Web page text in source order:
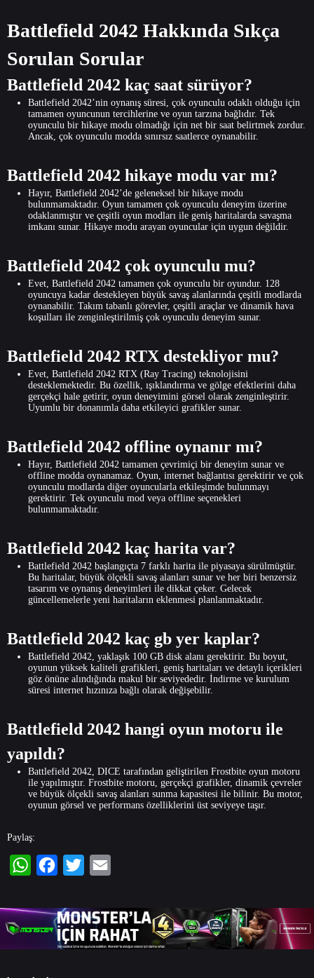
Battlefield 2042 Hakkında Sıkça
Sorulan Sorular
Battlefield 2042 kaç saat sürüyor?
Battlefield 2042’nin oynanış süresi, çok oyunculu odaklı olduğu için
tamamen oyuncunun tercihlerine ve oyun tarzına bağlıdır. Tek
oyunculu bir hikaye modu olmadığı için net bir saat belirtmek zordur.
Ancak, çok oyunculu modda sınırsız saatlerce oynanabilir.
Battlefield 2042 hikaye modu var mı?
Hayır, Battlefield 2042’de geleneksel bir hikaye modu
bulunmamaktadır. Oyun tamamen çok oyunculu deneyim üzerine
odaklanmıştır ve çeşitli oyun modları ile geniş haritalarda savaşma
imkanı sunar. Hikaye modu arayan oyuncular için uygun değildir.
Battlefield 2042 çok oyunculu mu?
Evet, Battlefield 2042 tamamen çok oyunculu bir oyundur. 128
oyuncuya kadar destekleyen büyük savaş alanlarında çeşitli modlarda
oynanabilir. Takım tabanlı görevler, çeşitli araçlar ve dinamik hava
koşulları ile zenginleştirilmiş çok oyunculu deneyim sunar.
Battlefield 2042 RTX destekliyor mu?
Evet, Battlefield 2042 RTX (Ray Tracing) teknolojisini
desteklemektedir. Bu özellik, ışıklandırma ve gölge efektlerini daha
gerçekçi hale getirir, oyun deneyimini görsel olarak zenginleştirir.
Uyumlu bir donanımla daha etkileyici grafikler sunar.
Battlefield 2042 offline oynanır mı?
Hayır, Battlefield 2042 tamamen çevrimiçi bir deneyim sunar ve
offline modda oynanamaz. Oyun, internet bağlantısı gerektirir ve çok
oyunculu modlarda diğer oyuncularla etkileşimde bulunmayı
gerektirir. Tek oyunculu mod veya offline seçenekleri
bulunmamaktadır.
Battlefield 2042 kaç harita var?
Battlefield 2042 başlangıçta 7 farklı harita ile piyasaya sürülmüştür.
Bu haritalar, büyük ölçekli savaş alanları sunar ve her biri benzersiz
tasarım ve oynanış deneyimleri ile dikkat çeker. Gelecek
güncellemelerle yeni haritaların eklenmesi planlanmaktadır.
Battlefield 2042 kaç gb yer kaplar?
Battlefield 2042, yaklaşık 100 GB disk alanı gerektirir. Bu boyut,
oyunun yüksek kaliteli grafikleri, geniş haritaları ve detaylı içerikleri
göz önüne alındığında makul bir seviyededir. İndirme ve kurulum
süresi internet hızınıza bağlı olarak değişebilir.
Battlefield 2042 hangi oyun motoru ile
yapıldı?
Battlefield 2042, DICE tarafından geliştirilen Frostbite oyun motoru
ile yapılmıştır. Frostbite motoru, gerçekçi grafikler, dinamik çevreler
ve büyük ölçekli savaş alanları sunma kapasitesi ile bilinir. Bu motor,
oyunun görsel ve performans özelliklerini üst seviyeye taşır.
Paylaş: